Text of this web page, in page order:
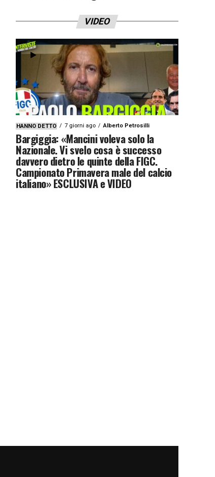
VIDEO
HANNO DETTO 7 giorni ago Alberto Petrosilli
Bargiggia: «Mancini voleva solo la
Nazionale. Vi svelo cosa è successo
davvero dietro le quinte della FIGC.
Campionato Primavera male del calcio
italiano» ESCLUSIVA e VIDEO